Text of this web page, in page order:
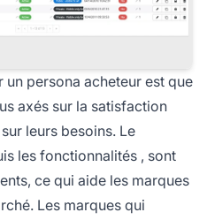
un persona acheteur est que
axés sur la satisfaction
leurs besoins. Le
les fonctionnalités , sont
ce qui aide les marques
Les marques qui